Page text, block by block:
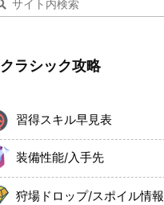
クラシック攻略
習得スキル早見表
装備性能/入手先
狩場ドロップ/スポイル情報